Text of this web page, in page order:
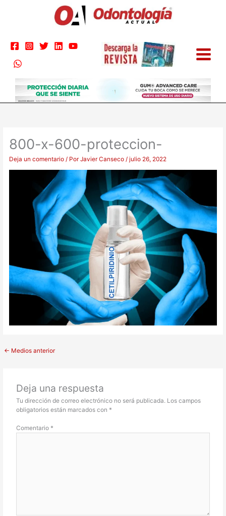
800-x-600-proteccion-
Deja un comentario / PorJavier Canseco/julio 26, 2022
← Medios anterior
Deja una respuesta
Tu dirección de correo electrónico no será publicada. Los campos
obligatorios están marcados con *
Comentario *